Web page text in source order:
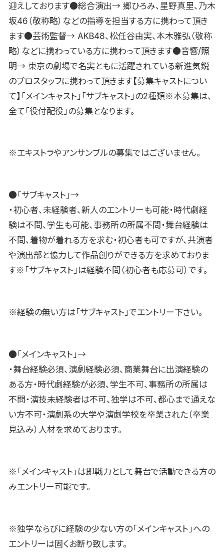
迎えしております●総合演出→ 郷ひろみ、星野真里、乃木
坂46（敬称略）などの指導を担当する方に携わって頂き
ます●芸術監督→ AKB48、松任谷由実、本木雅弘（敬称
略）などに携わっている方に携わって頂きます●音響/照
明→ 東京の劇場で名実ともに活躍されている新進気鋭
のプロスタッフに携わって頂きます【募集キャストについ
て】「メインキャスト」「サブキャスト」の2種類※本募集は、
全て「役付配役」の募集となります。
※エキストラやアンサンブルの募集ではございません。
●「サブキャスト」→
・初心者、未経験者、新人のエントリーも可能・時代劇経
験は不問、学生も可能、事務所の所属不問・舞台経験は
不問、着物が着れる方を求む・初心者も可ですが、共演者
や演出部と協力して作品創りができる方を求めておりま
す※「サブキャスト」は経験不問（初心者も応募可）です。
※経験の無い方は「サブキャスト」でエントリー下さい。
●「メインキャスト」→
・舞台経験必須、演劇経験必須、商業舞台に出演経験の
ある方・時代劇経験が必須、学生不可、事務所の所属は
不問・演技未経験者は不可、独学は不可、都心まで通えな
い方不可・演劇系の大学や演劇学校を卒業された（卒業
見込み）人材を求めております。
※「メインキャスト」は即戦力として舞台で活動できる方の
みエントリー可能です。
※独学ならびに経験の少ない方の「メインキャスト」への
エントリーは固くお断り致します。